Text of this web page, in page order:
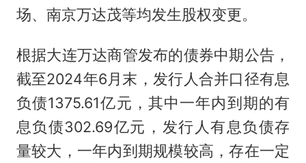
场、南京万达茂等均发生股权变更。
根据大连万达商管发布的债券中期公告，
截至2024年6月末，发行人合并口径有息
负债1375.61亿元，其中一年内到期的有
息负债302.69亿元，发行人有息负债存
量较大，一年内到期规模较高，存在一定